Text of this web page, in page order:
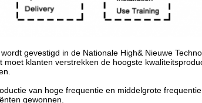
gevestigd in de Nationale High& Nieuwe
klanten verstrekken de hoogste
van hoge frequentie en middelgrote
gewonnen.